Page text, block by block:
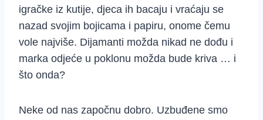
igračke iz kutije, djeca ih bacaju i vraćaju se
nazad svojim bojicama i papiru, onome čemu
vole najviše. Dijamanti možda nikad ne dođu i
marka odjeće u poklonu možda bude kriva … i
što onda?
Neke od nas započnu dobro. Uzbuđene smo